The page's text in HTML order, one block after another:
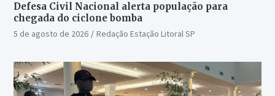
Defesa Civil Nacional alerta população para
chegada do ciclone bomba
5 de agosto de 2026 Redação Estação Litoral SP